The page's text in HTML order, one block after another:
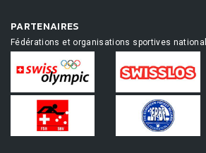
PARTENAIRES
Fédérations et organisations sportives